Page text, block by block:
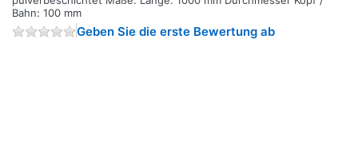
Bahn: 100 mm
Geben Sie die erste Bewertung ab